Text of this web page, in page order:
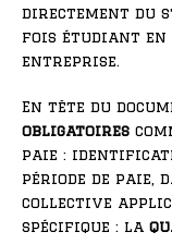
directement du
fois étudiant en
entreprise.
En tête du
obligatoires
paie :
période de paie,
collective
spécifique : la